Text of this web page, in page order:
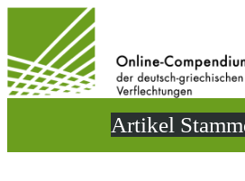
wechseln
Artikel